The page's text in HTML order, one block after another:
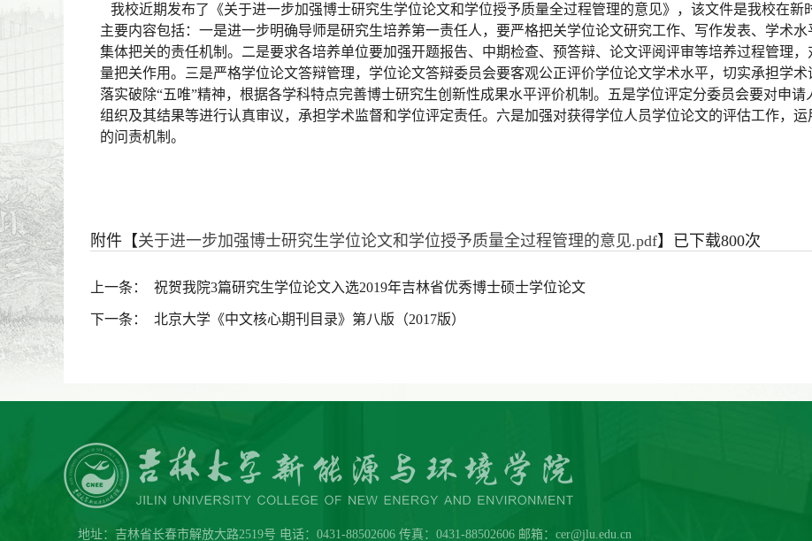
我校近期发布了《关于进一步加强博士研究生学位论文和学位授予质量全过程管理的意见》，该文件是我校在新
主要内容包括：一是进一步明确导师是研究生培养第一责任人，要严格把关学位论文研究工作、写作发表、学术水
集体把关的责任机制。二是要求各培养单位要加强开题报告、中期检查、预答辩、论文评阅评审等培养过程管理
量把关作用。三是严格学位论文答辩管理，学位论文答辩委员会要客观公正评价学位论文学术水平，切实承担学
落实破除“五唯”精神，根据各学科特点完善博士研究生创新性成果水平评价机制。五是学位评定分委员会要对申
组织及其结果等进行认真审议，承担学术监督和学位评定责任。六是加强对获得学位人员学位论文的评估工作，
的问责机制。
附件【关于进一步加强博士研究生学位论文和学位授予质量全过程管理的意见.pdf】已下载800次
上一条： 祝贺我院3篇研究生学位论文入选2019年吉林省优秀博士硕士学位论文
下一条： 北京大学《中文核心期刊目录》第八版（2017版）
地址：吉林省长春市解放大路2519号 电话：0431-88502606 传真：0431-88502606 邮箱：cer@jlu.edu.cn